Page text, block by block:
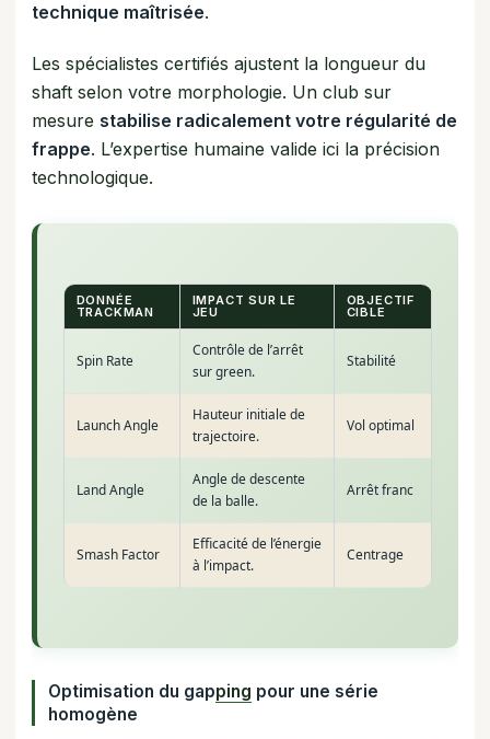
technique maîtrisée.
Les spécialistes certifiés ajustent la longueur du
shaft selon votre morphologie. Un club sur
mesure stabilise radicalement votre régularité de
frappe. L’expertise humaine valide ici la précision
technologique.
DONNÉE
TRACKMAN
IMPACT SUR LE
JEU
OBJECTIF
CIBLE
Spin Rate
Contrôle de l’arrêt
sur green.
Stabilité
Launch Angle
Hauteur initiale de
trajectoire.
Vol optimal
Land Angle
Angle de descente
de la balle.
Arrêt franc
Smash Factor
Efficacité de l’énergie
à l’impact.
Centrage
Optimisation du gapping pour une série
homogène